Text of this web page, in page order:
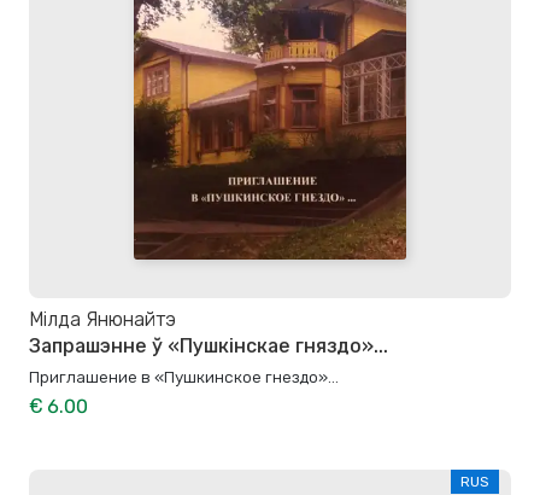
Мілда Янюнайтэ
Запрашэнне ў «Пушкінскае гняздо»...
Приглашение в «Пушкинское гнездо»...
€ 6.00
RUS